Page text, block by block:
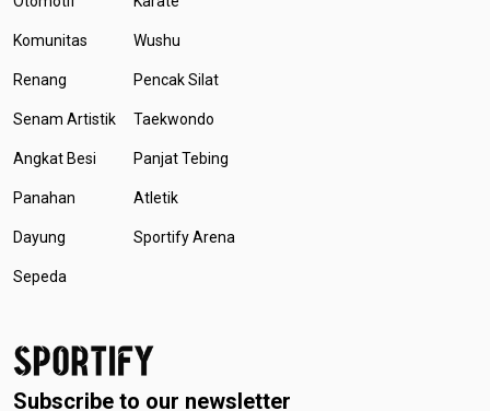
Komunitas
Renang
Senam Artistik
Angkat Besi
Panahan
Dayung
Sepeda
Wushu
Pencak Silat
Taekwondo
Panjat Tebing
Atletik
Sportify Arena
Subscribe to our newsletter